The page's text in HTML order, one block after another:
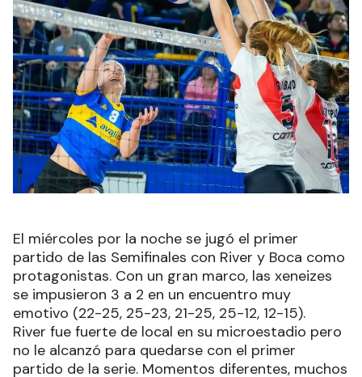
El miércoles por la noche se jugó el primer
partido de las Semifinales con River y Boca como
protagonistas. Con un gran marco, las xeneizes
se impusieron 3 a 2 en un encuentro muy
emotivo (22-25, 25-23, 21-25, 25-12, 12-15).
River fue fuerte de local en su microestadio pero
no le alcanzó para quedarse con el primer
partido de la serie. Momentos diferentes, muchos